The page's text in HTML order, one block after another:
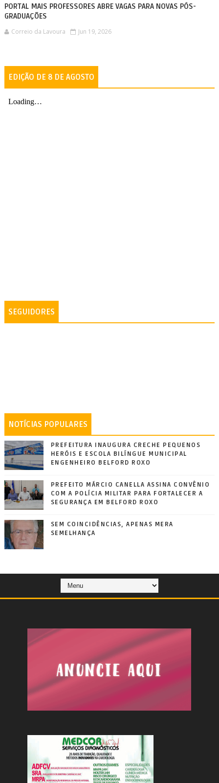
PORTAL MAIS PROFESSORES ABRE VAGAS PARA NOVAS PÓS-
GRADUAÇÕES
Correio da Lavoura Jun 19, 2026
EDIÇÃO DE 8 DE AGOSTO
SEGUIDORES
NOTÍCIAS POPULARES
PREFEITURA INAUGURA CRECHE PEQUENOS
HERÓIS E ESCOLA BILÍNGUE MUNICIPAL
ENGENHEIRO BELFORD ROXO
PREFEITO MÁRCIO CANELLA ASSINA CONVÊNIO
COM A POLÍCIA MILITAR PARA FORTALECER A
SEGURANÇA EM BELFORD ROXO
SEM COINCIDÊNCIAS, APENAS MERA
SEMELHANÇA